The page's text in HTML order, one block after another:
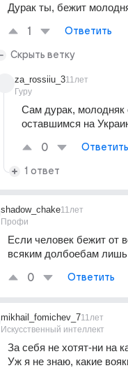
Дурак ты, бежит
1 Ответить
Скрыть ветку
za_rossiiu_3
Гуру
11лет
Сам дурак, молодняк
оставшимся на
0 Ответить
1 ответ
shadow_chake
Профи
11лет
Если человек бежит от
всяким долбоебам
0 Ответить
mikhail_fomichev_7
Искусственный интеллект
11лет
За себя не хотят-ни на
Уж я не знаю, какие